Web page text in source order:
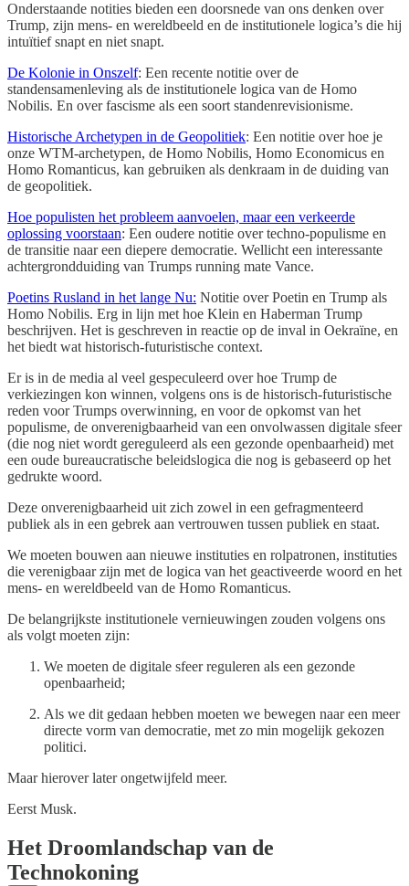
Onderstaande notities bieden een doorsnede van ons denken over
Trump, zijn mens- en wereldbeeld en de institutionele logica’s die hij
intuïtief snapt en niet snapt.
De Kolonie in Onszelf: Een recente notitie over de
standensamenleving als de institutionele logica van de Homo
Nobilis. En over fascisme als een soort standenrevisionisme.
Historische Archetypen in de Geopolitiek: Een notitie over hoe je
onze WTM-archetypen, de Homo Nobilis, Homo Economicus en
Homo Romanticus, kan gebruiken als denkraam in de duiding van
de geopolitiek.
Hoe populisten het probleem aanvoelen, maar een verkeerde
oplossing voorstaan: Een oudere notitie over techno-populisme en
de transitie naar een diepere democratie. Wellicht een interessante
achtergrondduiding van Trumps running mate Vance.
Poetins Rusland in het lange Nu: Notitie over Poetin en Trump als
Homo Nobilis. Erg in lijn met hoe Klein en Haberman Trump
beschrijven. Het is geschreven in reactie op de inval in Oekraïne, en
het biedt wat historisch-futuristische context.
Er is in de media al veel gespeculeerd over hoe Trump de
verkiezingen kon winnen, volgens ons is de historisch-futuristische
reden voor Trumps overwinning, en voor de opkomst van het
populisme, de onverenigbaarheid van een onvolwassen digitale sfeer
(die nog niet wordt gereguleerd als een gezonde openbaarheid) met
een oude bureaucratische beleidslogica die nog is gebaseerd op het
gedrukte woord.
Deze onverenigbaarheid uit zich zowel in een gefragmenteerd
publiek als in een gebrek aan vertrouwen tussen publiek en staat.
We moeten bouwen aan nieuwe instituties en rolpatronen, instituties
die verenigbaar zijn met de logica van het geactiveerde woord en het
mens- en wereldbeeld van de Homo Romanticus.
De belangrijkste institutionele vernieuwingen zouden volgens ons
als volgt moeten zijn:
We moeten de digitale sfeer reguleren als een gezonde
openbaarheid;
Als we dit gedaan hebben moeten we bewegen naar een meer
directe vorm van democratie, met zo min mogelijk gekozen
politici.
Maar hierover later ongetwijfeld meer.
Eerst Musk.
Het Droomlandschap van de
Technokoning